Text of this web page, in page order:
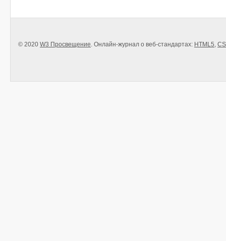
© 2020 W3 Просвещение. Онлайн-журнал о веб-стандартах: HTML5,